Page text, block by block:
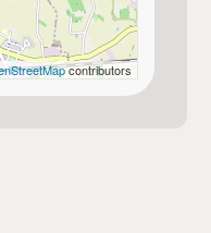
a norma
contributors